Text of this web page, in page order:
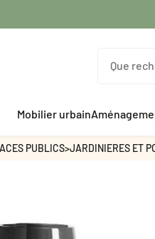
Mobilier urbain
PUBLICS>JARDINIERES ET